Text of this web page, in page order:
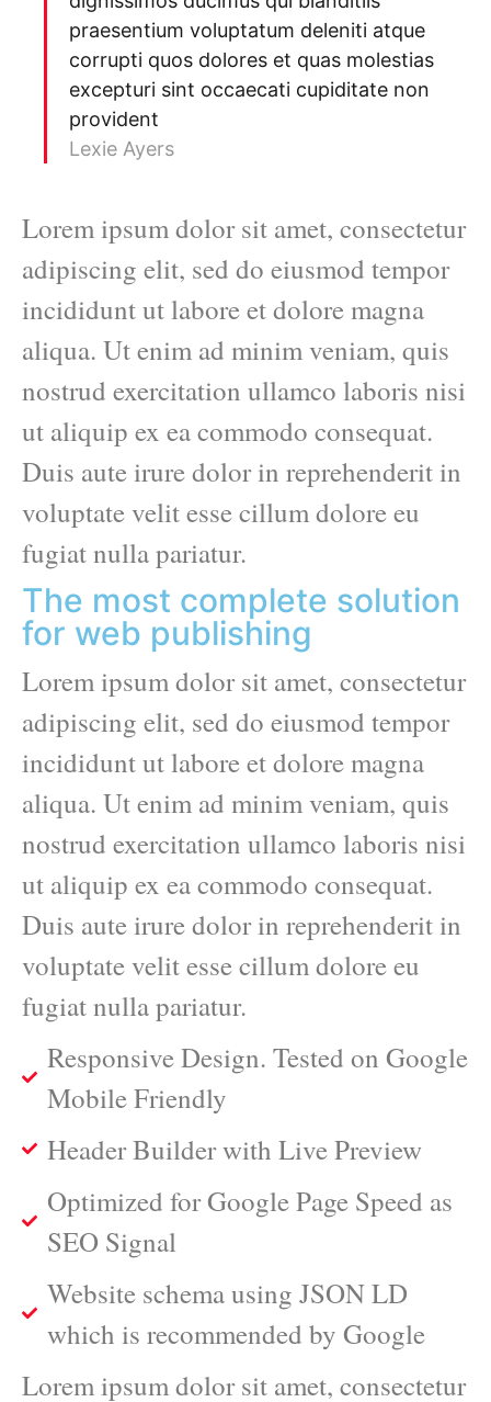
praesentium voluptatum deleniti atque
corrupti quos dolores et quas molestias
excepturi sint occaecati cupiditate non
provident
Lexie Ayers
Lorem ipsum dolor sit amet, consectetur
adipiscing elit, sed do eiusmod tempor
incididunt ut labore et dolore magna
aliqua. Ut enim ad minim veniam, quis
nostrud exercitation ullamco laboris nisi
ut aliquip ex ea commodo consequat.
Duis aute irure dolor in reprehenderit in
voluptate velit esse cillum dolore eu
fugiat nulla pariatur.
The most complete solution
for web publishing
Lorem ipsum dolor sit amet, consectetur
adipiscing elit, sed do eiusmod tempor
incididunt ut labore et dolore magna
aliqua. Ut enim ad minim veniam, quis
nostrud exercitation ullamco laboris nisi
ut aliquip ex ea commodo consequat.
Duis aute irure dolor in reprehenderit in
voluptate velit esse cillum dolore eu
fugiat nulla pariatur.
Responsive Design. Tested on Google
Mobile Friendly
Header Builder with Live Preview
Optimized for Google Page Speed as
SEO Signal
Website schema using JSON LD
which is recommended by Google
Lorem ipsum dolor sit amet, consectetur